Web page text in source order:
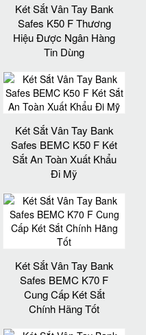
Két Sắt Vân Tay Bank
Safes K50 F Thương
Hiệu Được Ngân Hàng
Tin Dùng
Két Sắt Vân Tay Bank
Safes BEMC K50 F Két
Sắt An Toàn Xuất Khẩu
Đi Mỹ
Két Sắt Vân Tay Bank
Safes BEMC K70 F
Cung Cấp Két Sắt
Chính Hãng Tốt